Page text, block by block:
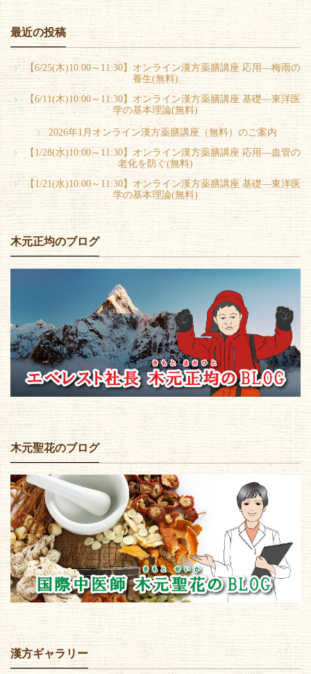
最近の投稿
【6/25(木)10:00～11:30】オンライン漢方薬膳講座 応用―梅雨の
養生(無料)
【6/11(木)10:00～11:30】オンライン漢方薬膳講座 基礎―東洋医
学の基本理論(無料)
2026年1月オンライン漢方薬膳講座（無料）のご案内
【1/28(水)10:00～11:30】オンライン漢方薬膳講座 応用―血管の
老化を防ぐ(無料)
【1/21(水)10:00～11:30】オンライン漢方薬膳講座 基礎―東洋医
学の基本理論(無料)
木元正均のブログ
木元聖花のブログ
漢方ギャラリー